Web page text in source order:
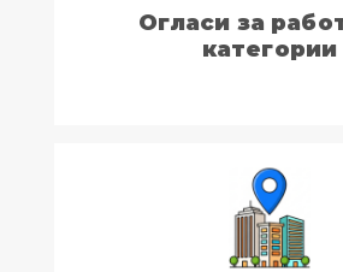
Огласи за
категории